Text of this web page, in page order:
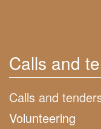
Calls and
Calls and
Volunteering